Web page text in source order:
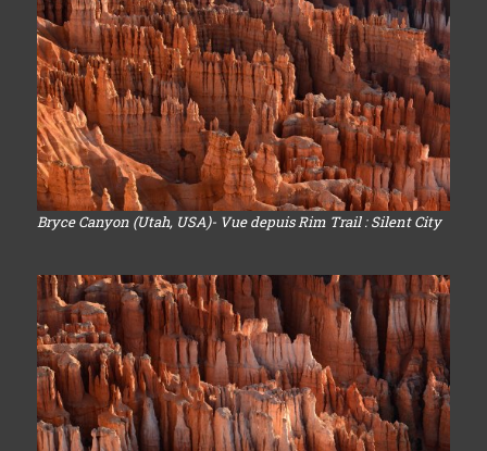
Bryce Canyon (Utah, USA)- Vue depuis Rim Trail : Silent City